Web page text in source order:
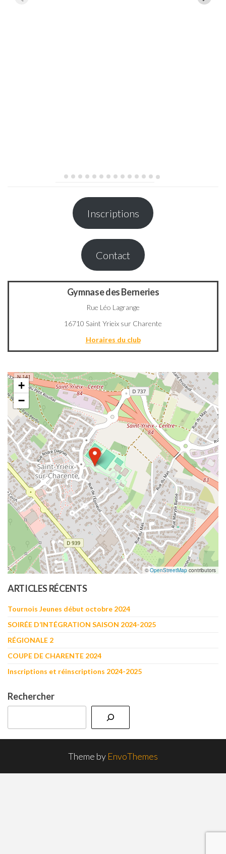
Inscriptions
Contact
Gymnase des Berneries
Rue Léo Lagrange
16710 Saint Yrieix sur Charente
Horaires du club
+
−
©OpenStreetMap contributors
ARTICLES RÉCENTS
Tournois Jeunes début octobre 2024
SOIRÉE D’INTÉGRATION SAISON 2024-2025
RÉGIONALE 2
COUPE DE CHARENTE 2024
Inscriptions et réinscriptions 2024-2025
Rechercher
Theme by EnvoThemes